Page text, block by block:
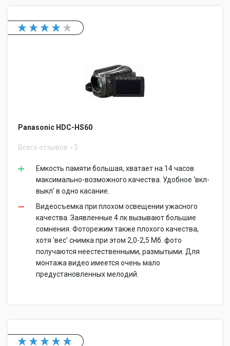
Panasonic HDC-HS60
Всего отзывов 5
Емкость памяти большая, хватает на 14 часов
максимально-возможного качества. Удобное 'вкл-
выкл' в одно касание.
Видеосъемка при плохом освещении ужасного
качества. Заявленные 4 лк вызывают большие
сомнения. Фоторежим также плохого качества,
хотя 'вес' снимка при этом 2,0-2,5 Мб. фото
получаются неестественными, размытыми. Для
монтажа видео имеется очень мало
предустановленных мелодий.